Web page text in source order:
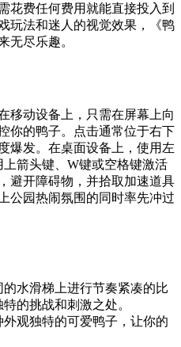
花费任何费用就能直接投入到
玩法和迷人的视觉效果，《鸭
无尽乐趣。
移动设备上，只需在屏幕上向
你的鸭子。点击通常位于右下
爆发。在桌面设备上，使用左
箭头键、W键或空格键激活
避开障碍物，并拾取加速道具
公园热闹氛围的同时率先冲过
的水滑梯上进行节奏紧凑的比
的挑战和刺激之处。
外观独特的可爱鸭子，让你的